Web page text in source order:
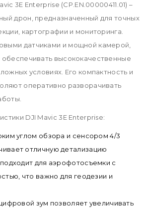
3E Enterprise (CP.EN.00000411.01) –
дрон, предназначенный для точных
картографии и мониторинга.
датчиками и мощной камерой,
высококачественные
условиях. Его компактность и
оперативно разворачивать
DJI Mavic 3E Enterprise:
углом обзора и сенсором 4/3
отличную детализацию
для аэрофотосъемки с
что важно для геодезии и
зум позволяет увеличивать